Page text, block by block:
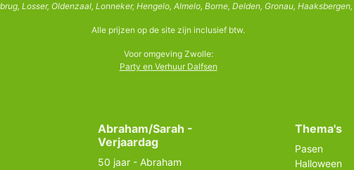
Losser, Oldenzaal, Lonneker, Hengelo, Almelo, Borne, Delden, Gronau,
Alle prijzen op de site zijn inclusief btw.
Voor omgeving Zwolle:
Party en Verhuur Dalfsen
Abraham/Sarah -
Verjaardag
50 jaar - Abraham
Thema's
Pasen
Halloween